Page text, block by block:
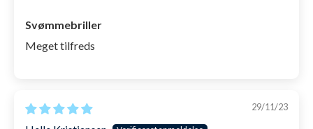
Svømmebriller
Meget tilfreds
29/11/23